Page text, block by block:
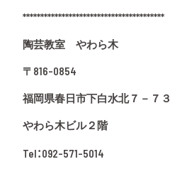
****************************************
陶芸教室 やわら木
〒816-0854
福岡県春日市下白水北７－７３
やわら木ビル２階
Tel：092-571-5014